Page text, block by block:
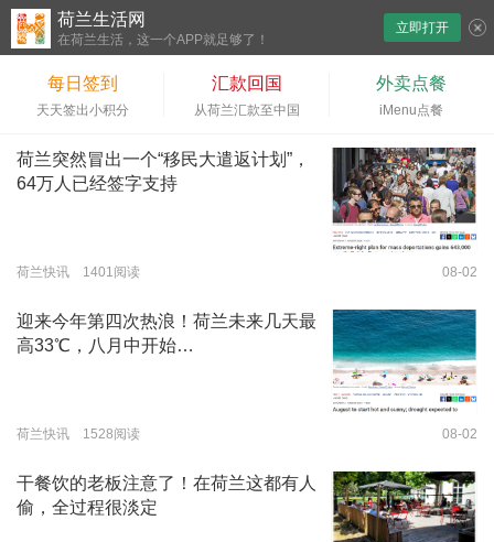
荷兰生活网
在荷兰生活，这一个APP就足够了！
立即打开
每日签到
天天签出小积分
汇款回国
从荷兰汇款至中国
外卖点餐
iMenu点餐
荷兰突然冒出一个“移民大遣返计划”，
64万人已经签字支持
荷兰快讯 1401阅读 08-02
迎来今年第四次热浪！荷兰未来几天最
高33℃，八月中开始…
荷兰快讯 1528阅读 08-02
干餐饮的老板注意了！在荷兰这都有人
偷，全过程很淡定